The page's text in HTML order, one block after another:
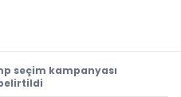
seçim kampanyası